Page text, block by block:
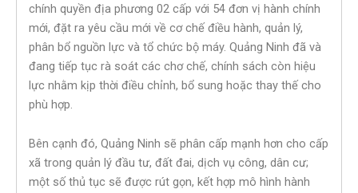
chính quyền địa phương 02 cấp với 54 đơn vị hành chính
mới, đặt ra yêu cầu mới về cơ chế điều hành, quản lý,
phân bổ nguồn lực và tổ chức bộ máy. Quảng Ninh đã và
đang tiếp tục rà soát các chơ chế, chính sách còn hiệu
lực nhằm kịp thời điều chỉnh, bổ sung hoặc thay thế cho
phù hợp.
Bên cạnh đó, Quảng Ninh sẽ phân cấp mạnh hơn cho cấp
xã trong quản lý đầu tư, đất đai, dịch vụ công, dân cư;
một số thủ tục sẽ được rút gọn, kết hợp mô hình hành